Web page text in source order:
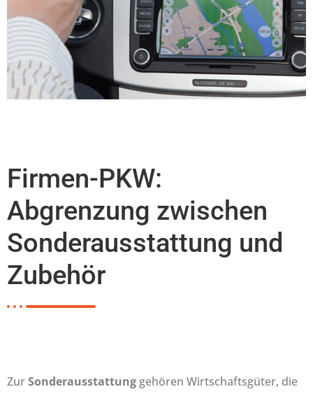
Firmen-PKW:
Abgrenzung zwischen
Sonderausstattung und
Zubehör
ZurSonderausstattung gehören Wirtschaftsgüter, die